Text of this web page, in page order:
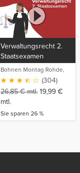
Verwaltungsrecht 2.
Staatsexamen
Bohnen Montag Rohde,
Juristische
(304)
26,85€mtl. 19,99 €
mtl.
Sie sparen 26 %